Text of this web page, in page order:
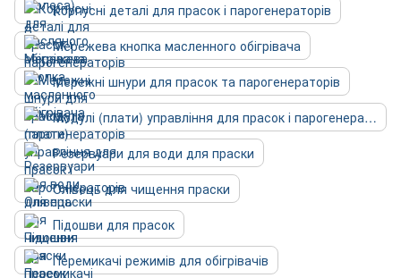
Корпусні деталі для прасок і парогенераторів
Мережева кнопка масленного обігрівача
Мережні шнури для прасок та парогенераторів
Модулі (плати) управління для прасок і парогенераторів
Резервуари для води для праски
Олівець для чищення праски
Підошви для прасок
Перемикачі режимів для обігрівачів